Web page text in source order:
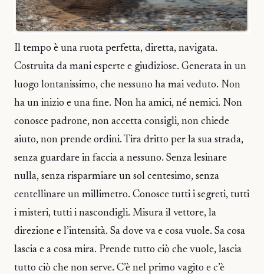
Il tempo è una ruota perfetta, diretta, navigata.
Costruita da mani esperte e giudiziose. Generata in un
luogo lontanissimo, che nessuno ha mai veduto. Non
ha un inizio e una fine. Non ha amici, né nemici. Non
conosce padrone, non accetta consigli, non chiede
aiuto, non prende ordini. Tira dritto per la sua strada,
senza guardare in faccia a nessuno. Senza lesinare
nulla, senza risparmiare un sol centesimo, senza
centellinare un millimetro. Conosce tutti i segreti, tutti
i misteri, tutti i nascondigli. Misura il vettore, la
direzione e l’intensità. Sa dove va e cosa vuole. Sa cosa
lascia e a cosa mira. Prende tutto ciò che vuole, lascia
tutto ciò che non serve. C’è nel primo vagito e c’è